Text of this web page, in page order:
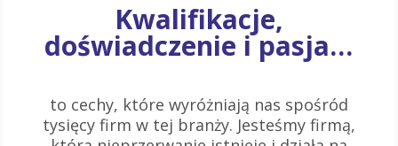
Kwalifikacje,
doświadczenie i pasja…
to cechy, które wyróżniają nas spośród
tysięcy firm w tej branży. Jesteśmy firmą,